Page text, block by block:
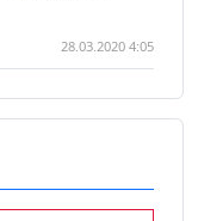
28.03.2020 4:05